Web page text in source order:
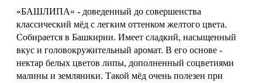
«БАШЛИПА» - доведенный до совершенства
классический мёд с легким оттенком желтого цвета.
Собирается в Башкирии. Имеет сладкий, насыщенный
вкус и головокружительный аромат. В его основе -
нектар белых цветов липы, дополненный соцветиями
малины и земляники. Такой мёд очень полезен при